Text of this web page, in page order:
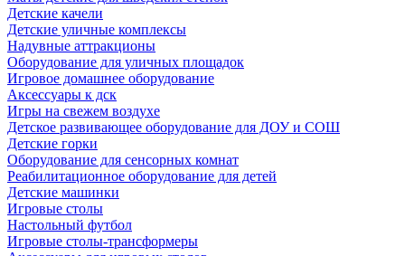
Детские качели
Детские уличные комплексы
Надувные аттракционы
Оборудование для уличных площадок
Игровое домашнее оборудование
Аксессуары к дск
Игры на свежем воздухе
Детское развивающее оборудование для ДОУ и СОШ
Детские горки
Оборудование для сенсорных комнат
Реабилитационное оборудование для детей
Детские машинки
Игровые столы
Настольный футбол
Игровые столы-трансформеры